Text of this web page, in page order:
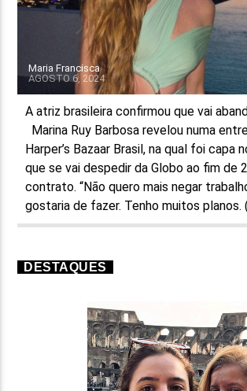
Maria Francisca
AGOSTO 6, 2024
A atriz brasileira confirmou que vai
Marina Ruy Barbosa revelou numa
Harper’s Bazaar Brasil, na qual foi capa
que se vai despedir da Globo ao fim de
contrato. “Não quero mais negar
gostaria de fazer. Tenho muitos planos.
DESTAQUES